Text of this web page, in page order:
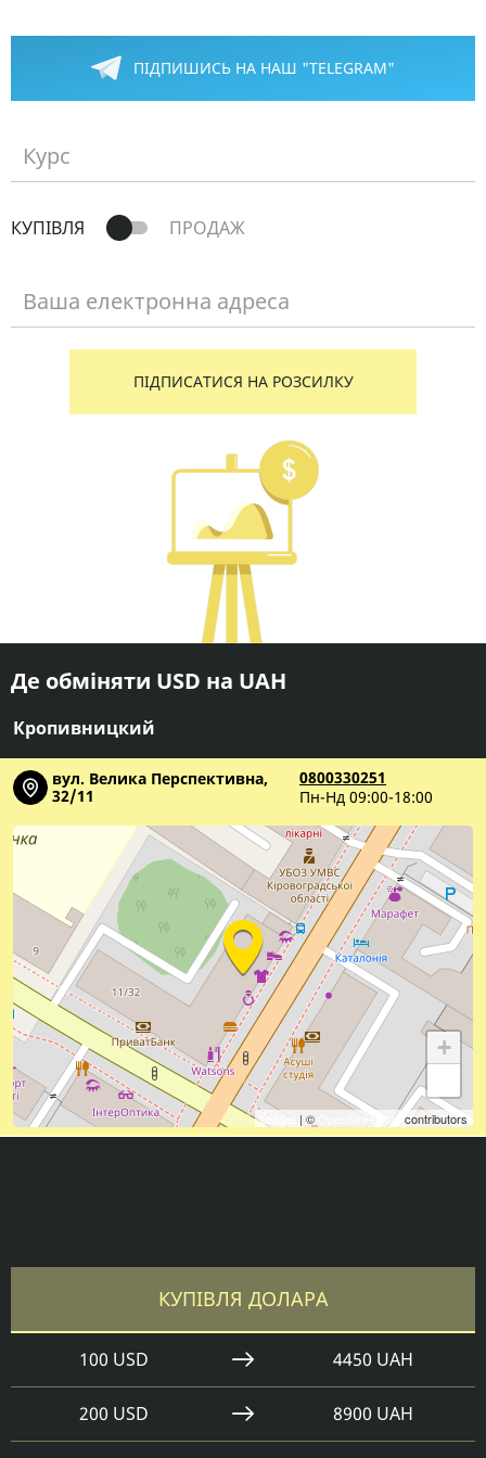
ПІДПИШИСЬ НА НАШ "TELEGRAM"
Курс
КУПІВЛЯ ПРОДАЖ
Ваша електронна адреса
ПІДПИСАТИСЯ НА РОЗСИЛКУ
Де обміняти USD на UAH
Кропивницкий
вул. Велика Перспективна,
32/11
0800 Показати
Пн-Нд 09:00-18:00
+
Leaflet | © OpenStreetMap contributors
КУПІВЛЯ ДОЛАРА
100 USD 4450 UAH
200 USD 8900 UAH